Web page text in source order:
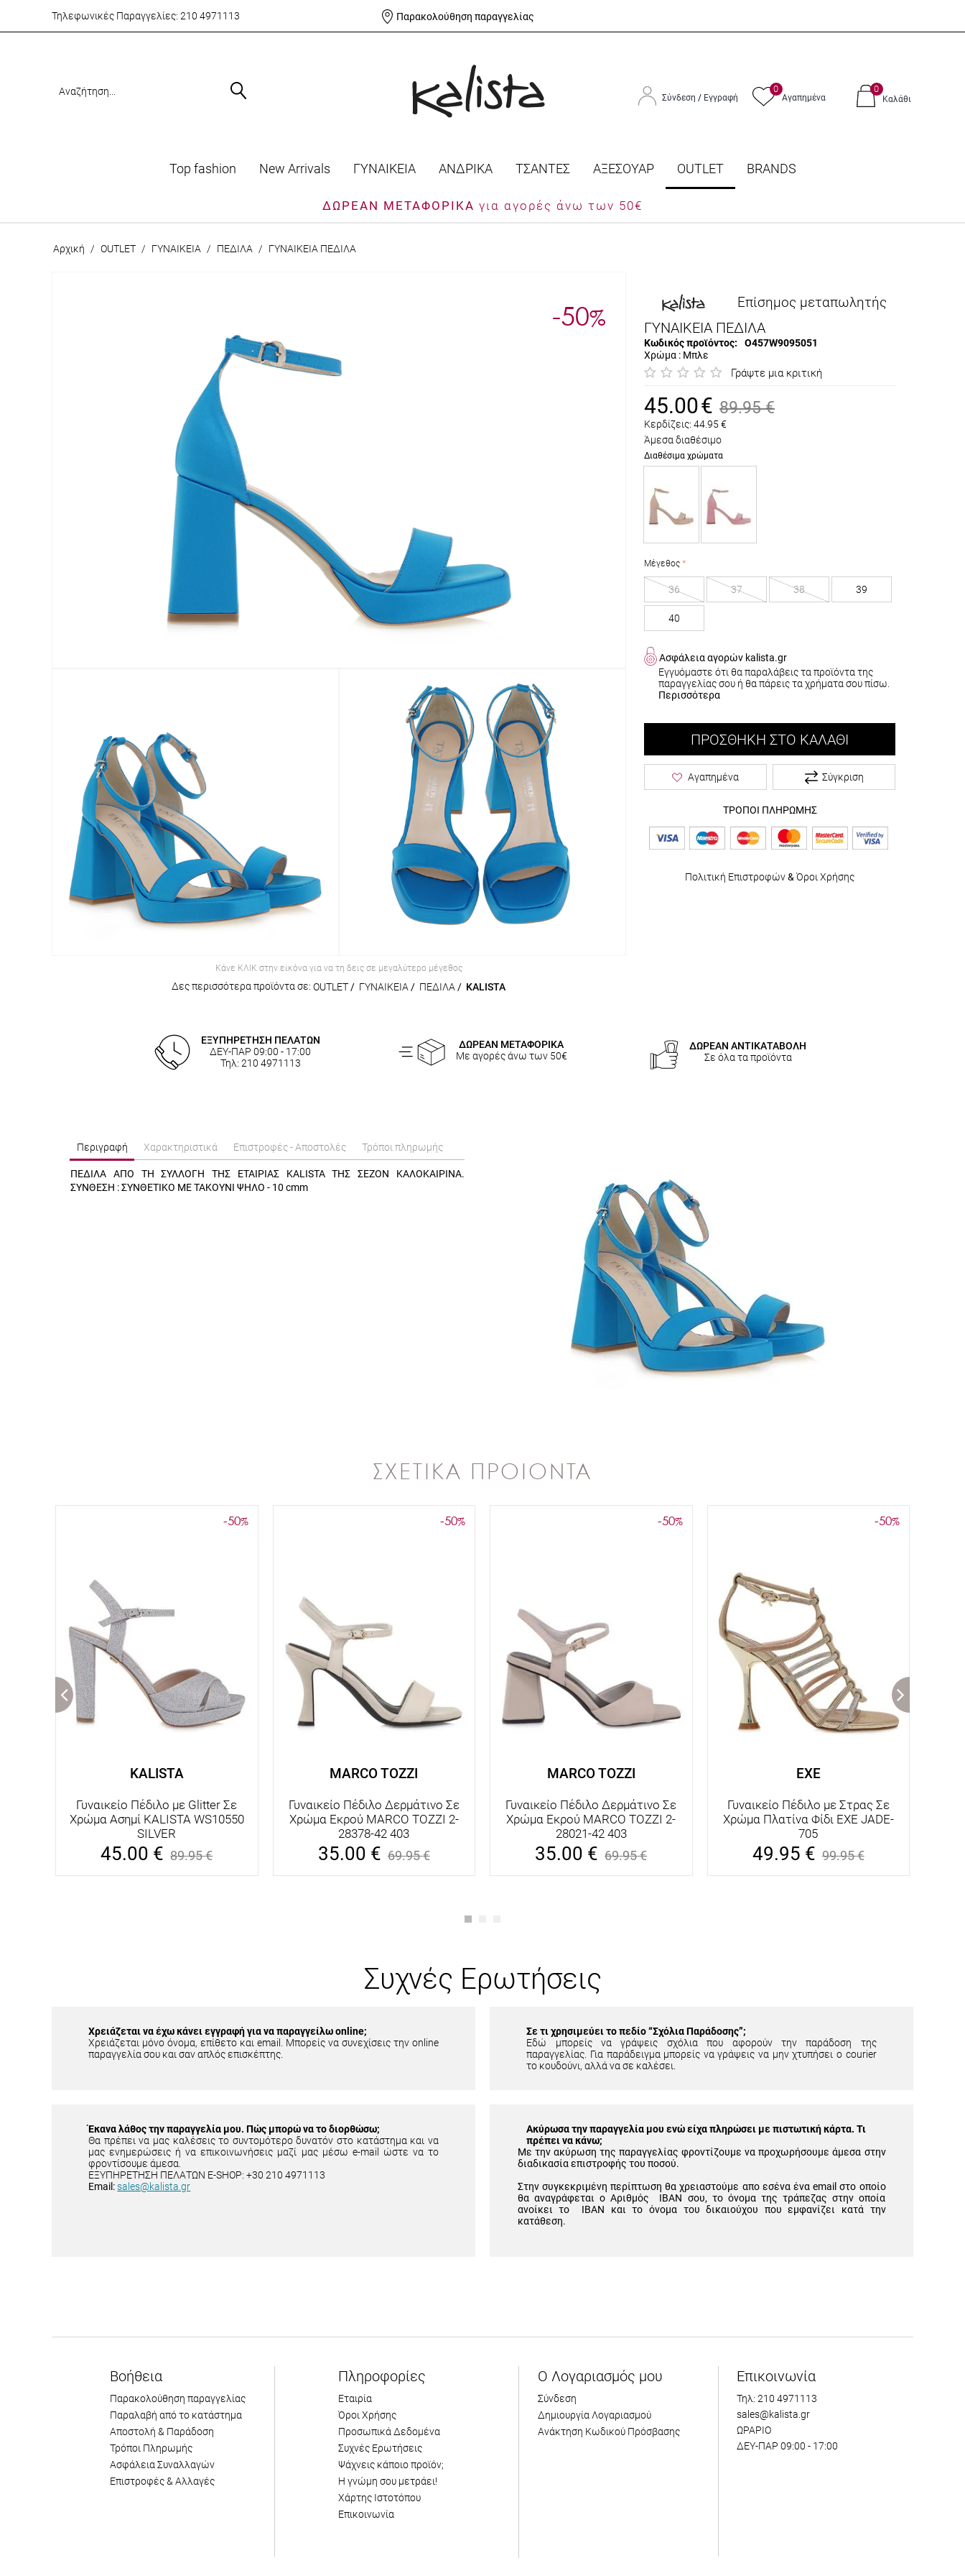
Τηλεφωνικές Παραγγελίες: 210 4971113 Παρακολούθηση παραγγελίας
Σύνδεση / Εγγραφή
0
Αγαπημένα
0
Καλάθι
Top fashion Νew Arrivals ΓΥΝΑΙΚΕΙΑ ΑΝΔΡΙΚΑ ΤΣΑΝΤΕΣ ΑΞΕΣΟΥΑΡ OUTLET BRANDS
ΔΩΡΕΑΝ ΜΕΤΑΦΟΡΙΚΑ για αγορές άνω των 50€
Αρχική / OUTLET / ΓΥΝΑΙΚΕΙΑ / ΠΕΔΙΛΑ / ΓΥΝΑΙΚΕΙΑ ΠΕΔΙΛΑ
-50%
Κάνε ΚΛΙΚ στην εικόνα για να τη δεις σε μεγαλύτερο μέγεθος
Δες περισσότερα προϊόντα σε: OUTLET/ ΓΥΝΑΙΚΕΙΑ / ΠΕΔΙΛΑ / KALISTA
Επίσημος μεταπωλητής
ΓΥΝΑΙΚΕΙΑ ΠΕΔΙΛΑ
Κωδικός προϊόντος:
O457W9095051
Χρώμα : Μπλε
Γράψτε μια κριτική
45.00€ 89.95 €
Κερδίζεις: 44.95 €
Άμεσα διαθέσιμο
Διαθέσιμα χρώματα
Μέγεθος
36 37 38 39
40
Ασφάλεια αγορών kalista.gr
Εγγυόμαστε ότι θα παραλάβεις τα προϊόντα της
παραγγελίας σου ή θα πάρεις τα χρήματα σου πίσω.
Περισσότερα
ΠΡΟΣΘΉΚΗ ΣΤΟ ΚΑΛΆΘΙ
Αγαπημένα Σύγκριση
ΤΡΟΠΟΙ ΠΛΗΡΩΜΗΣ
Πολιτική Επιστροφών& Όροι Χρήσης
ΕΞΥΠΗΡΕΤΗΣΗ ΠΕΛΑΤΩΝ
ΔΕΥ-ΠΑΡ 09:00 - 17:00
Τηλ: 210 4971113
ΔΩΡΕΑΝ ΜΕΤΑΦΟΡΙΚΑ
Με αγορές άνω των 50€
ΔΩΡΕΑΝ ΑΝΤΙΚΑΤΑΒΟΛΗ
Σε όλα τα προϊόντα
Περιγραφή Χαρακτηριστικά Επιστροφές - Αποστολές Τρόποι πληρωμής
ΠΕΔΙΛΑ ΑΠΟ ΤΗ ΣΥΛΛΟΓΗ ΤΗΣ ΕΤΑΙΡΙΑΣ KALISTA ΤΗΣ ΣΕΖΟΝ ΚΑΛΟΚΑΙΡΙΝΑ.
ΣΥΝΘΕΣΗ : ΣΥΝΘΕΤΙΚΟ ΜΕ ΤΑΚΟΥΝΙ ΨΗΛΟ - 10 cmm
ΣΧΕΤΙΚΑ ΠΡΟΙΟΝΤΑ
-50%
KALISTA
Γυναικείο Πέδιλο με Glitter Σε
Χρώμα Ασημί KALISTA WS10550
SILVER
45.00 € 89.95€
-50%
MARCO TOZZI
Γυναικείο Πέδιλο Δερμάτινο Σε
Χρώμα Εκρού MARCO TOZZI 2-
28378-42 403
35.00 € 69.95€
-50%
MARCO TOZZI
Γυναικείο Πέδιλο Δερμάτινο Σε
Χρώμα Εκρού MARCO TOZZI 2-
28021-42 403
35.00 € 69.95€
-50%
EXE
Γυναικείο Πέδιλο με Στρας Σε
Χρώμα Πλατίνα Φίδι EXE JADE-
705
49.95 € 99.95€
Συχνές Ερωτήσεις
Χρειάζεται να έχω κάνει εγγραφή για να παραγγείλω online;
Χρειάζεται μόνο όνομα, επίθετο και email. Μπορείς να συνεχίσεις την online
παραγγελία σου και σαν απλός επισκέπτης.
Σε τι χρησιμεύει το πεδίο “Σχόλια Παράδοσης”;
Εδώ μπορείς να γράψεις σχόλια που αφορούν την παράδοση της
παραγγελίας. Για παράδειγμα μπορείς να γράψεις να μην χτυπήσει ο courier
το κουδούνι, αλλά να σε καλέσει.
Έκανα λάθος την παραγγελία μου. Πώς μπορώ να το διορθώσω;
Θα πρέπει να μας καλέσεις το συντομότερο δυνατόν στο κατάστημα και να
μας ενημερώσεις ή να επικοινωνήσεις μαζί μας μέσω e-mail ώστε να το
φροντίσουμε άμεσα.
ΕΞΥΠΗΡΕΤΗΣΗ ΠΕΛΑΤΩΝ E-SHOP: +30 210 4971113
Email: sales@kalista.gr
Ακύρωσα την παραγγελία μου ενώ είχα πληρώσει με πιστωτική κάρτα. Τι
πρέπει να κάνω;
Με την ακύρωση της παραγγελίας φροντίζουμε να προχωρήσουμε άμεσα στην
διαδικασία επιστροφής του ποσού.
Στην συγκεκριμένη περίπτωση θα χρειαστούμε απο εσένα ένα email στο οποίο
θα αναγράφεται ο Αριθμός IBAN σου, το όνομα της τράπεζας στην οποία
ανοίκει το IBAN και το όνομα του δικαιούχου που εμφανίζει κατά την
κατάθεση.
Βοήθεια
Παρακολούθηση παραγγελίας
Παραλαβή από το κατάστημα
Αποστολή & Παράδοση
Τρόποι Πληρωμής
Ασφάλεια Συναλλαγών
Επιστροφές & Αλλαγές
Πληροφορίες
Εταιρία
Όροι Χρήσης
Προσωπικά Δεδομένα
Συχνές Ερωτήσεις
Ψάχνεις κάποιο προϊόν;
Η γνώμη σου μετράει!
Χάρτης Ιστοτόπου
Επικοινωνία
Ο Λογαριασμός μου
Σύνδεση
Δημιουργία Λογαριασμού
Ανάκτηση Κωδικού Πρόσβασης
Επικοινωνία
Τηλ: 210 4971113
sales@kalista.gr
ΩΡΑΡΙΟ
ΔΕΥ-ΠΑΡ 09:00 - 17:00